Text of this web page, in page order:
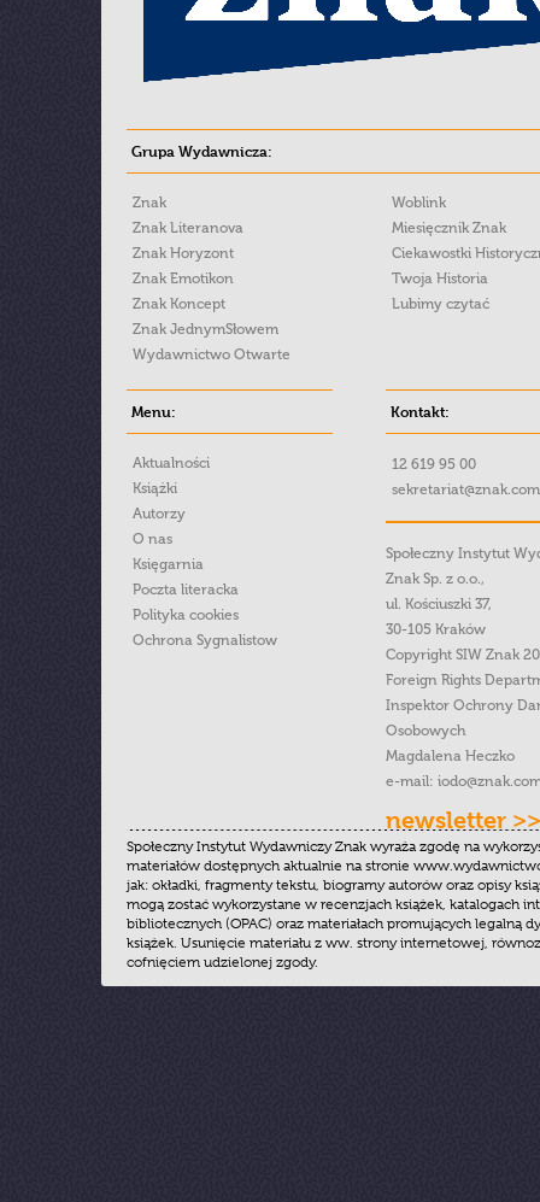
Grupa Wydawnicza:
Znak
Znak Literanova
Znak Horyzont
Znak Emotikon
Znak Koncept
Znak JednymSłowem
Wydawnictwo Otwarte
Woblink
Miesięcznik Znak
Ciekawostki
Twoja Historia
Lubimy czytać
Menu:
Aktualności
Książki
Autorzy
O nas
Księgarnia
Poczta literacka
Polityka cookies
Ochrona Sygnalistow
Kontakt:
12 619 95 00
Społeczny Instytut
Znak Sp. z o.o.,
ul. Kościuszki 37,
30-105 Kraków
Copyright SIW Znak
Foreign Rights
Inspektor Ochrony
Osobowych
Magdalena Heczko
e-mail:
newsletter >>
Społeczny Instytut Wydawniczy Znak wyraża zgodę na
materiałów dostępnych aktualnie na stronie
jak: okładki, fragmenty tekstu, biogramy autorów oraz opisy
mogą zostać wykorzystane w recenzjach książek, katalogach
bibliotecznych (OPAC) oraz materiałach promujących legalną
książek. Usunięcie materiału z ww. strony internetowej,
cofnięciem udzielonej zgody.